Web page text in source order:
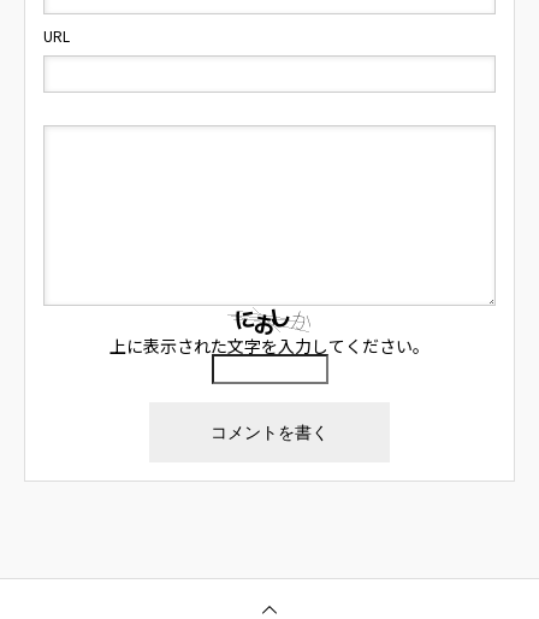
URL
上に表示された文字を入力してください。